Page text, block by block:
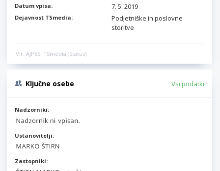
Datum vpisa: 7. 5. 2019
Dejavnost TSmedia:
Podjetniške in poslovne
storitve
Vir: AJPES, TSmedia (Status)
Ključne osebe Vsi podatki
Nadzorniki:
Ustanovitelji:
Zastopniki: